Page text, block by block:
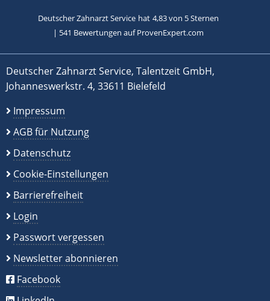
Deutscher Zahnarzt Service hat 4,83von 5Sternen
| 541 Bewertungen auf ProvenExpert.com
Deutscher Zahnarzt Service, Talentzeit GmbH,
Johanneswerkstr. 4, 33611 Bielefeld
Impressum
AGB für Nutzung
Datenschutz
Cookie-Einstellungen
Barrierefreiheit
Login
Passwort vergessen
Newsletter abonnieren
Facebook